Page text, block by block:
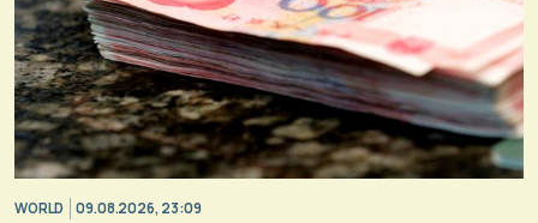
WORLD 09.08.2026, 23:09